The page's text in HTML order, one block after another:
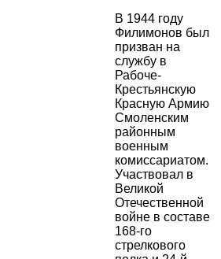
В 1944 году
Филимонов был
призван на
службу в
Рабоче-
Крестьянскую
Красную Армию
Смоленским
районным
военным
комиссариатом.
Участвовал в
Великой
Отечественной
войне в составе
168-го
стрелкового